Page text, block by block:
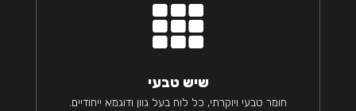

שיש טבעי
חומר טבעי ויוקרתי, כל לוח בעל גוון ודוגמא ייחודיים.